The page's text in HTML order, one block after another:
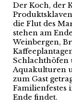
Der Koch, der
die Flut des
stehen am
Weinbergen,
Schlachthöfen
Aquakulturen
zum Gast
Familienfestes
Ende findet.